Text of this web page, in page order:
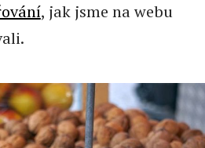
, jak jsme na webu